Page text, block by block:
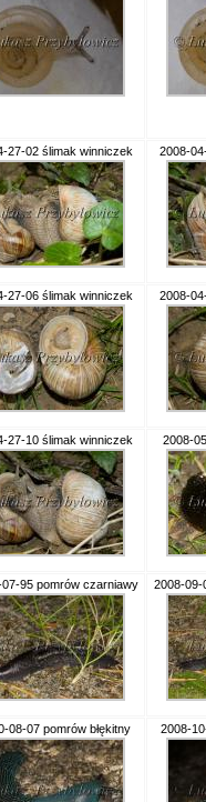
27-02 ślimak winniczek 2008-
27-06 ślimak winniczek 2008-
27-10 ślimak winniczek 2008-
95 pomrów czarniawy 2008-09-
08-07 pomrów błękitny 2008-